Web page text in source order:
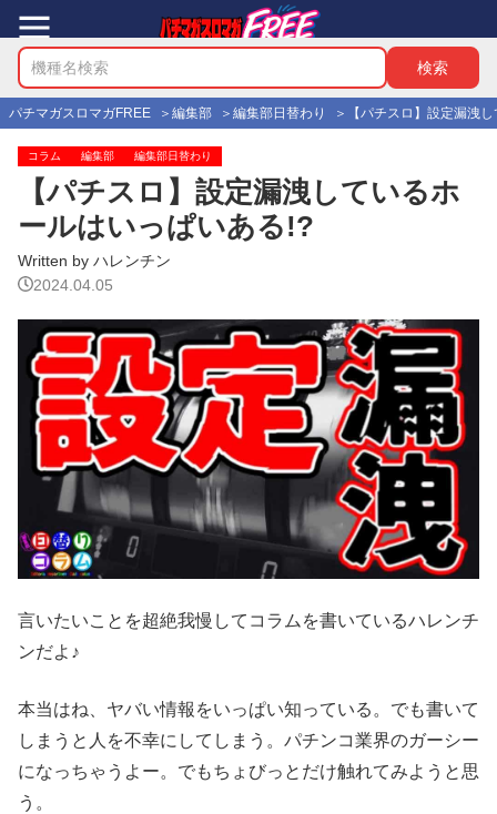
パチマガスロマガFREE 編集部 編集部日替わり 【パチスロ】設定漏洩
コラム 編集部 編集部日替わり
【パチスロ】設定漏洩しているホ
ールはいっぱいある!?
Written by ハレンチン
2024.04.05
言いたいことを超絶我慢してコラムを書いているハレンチ
ンだよ♪
本当はね、ヤバい情報をいっぱい知っている。でも書いて
しまうと人を不幸にしてしまう。パチンコ業界のガーシー
になっちゃうよー。でもちょびっとだけ触れてみようと思
う。